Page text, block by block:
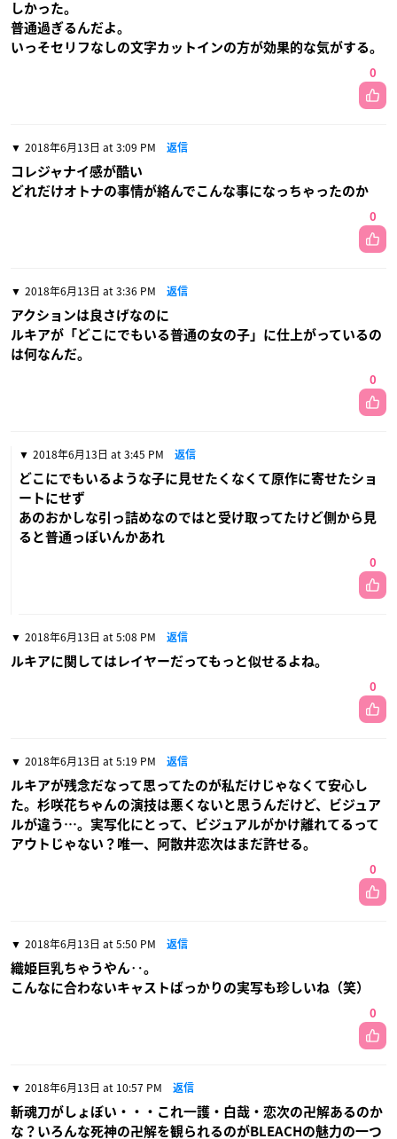
しかった。
普通過ぎるんだよ。
いっそセリフなしの文字カットインの方が効果的な気がする。
0
2018年6月13日 at 3:09 PM 返信
コレジャナイ感が酷い
どれだけオトナの事情が絡んでこんな事になっちゃったのか
0
2018年6月13日 at 3:36 PM 返信
アクションは良さげなのに
ルキアが「どこにでもいる普通の女の子」に仕上がっているの
は何なんだ。
0
2018年6月13日 at 3:45 PM 返信
どこにでもいるような子に見せたくなくて原作に寄せたショ
ートにせず
あのおかしな引っ詰めなのではと受け取ってたけど側から見
ると普通っぽいんかあれ
0
2018年6月13日 at 5:08 PM 返信
ルキアに関してはレイヤーだってもっと似せるよね。
0
2018年6月13日 at 5:19 PM 返信
ルキアが残念だなって思ってたのが私だけじゃなくて安心し
た。杉咲花ちゃんの演技は悪くないと思うんだけど、ビジュア
ルが違う…。実写化にとって、ビジュアルがかけ離れてるって
アウトじゃない？唯一、阿散井恋次はまだ許せる。
0
2018年6月13日 at 5:50 PM 返信
織姫巨乳ちゃうやん‥。
こんなに合わないキャストばっかりの実写も珍しいね（笑）
0
2018年6月13日 at 10:57 PM 返信
斬魂刀がしょぼい・・・これ一護・白哉・恋次の卍解あるのか
な？いろんな死神の卍解を観られるのがBLEACHの魅力の一つ